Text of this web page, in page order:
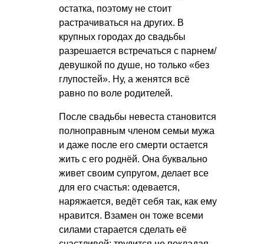
остатка, поэтому не стоит
растрачиваться на других. В
крупных городах до свадьбы
разрешается встречаться с парнем/
девушкой по душе, но только «без
глупостей». Ну, а женятся всё
равно по воле родителей.
После свадьбы невеста становится
полноправным членом семьи мужа
и даже после его смерти остается
жить с его роднёй. Она буквально
живет своим супругом, делает все
для его счастья: одевается,
наряжается, ведёт себя так, как ему
нравится. Взамен он тоже всеми
силами старается сделать её